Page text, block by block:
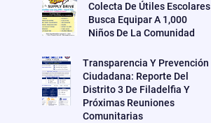
Colecta De Útiles Escolares
Busca Equipar A 1,000
Niños De La Comunidad
Transparencia Y Prevención
Ciudadana: Reporte Del
Distrito 3 De Filadelfia Y
Próximas Reuniones
Comunitarias